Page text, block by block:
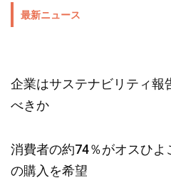
最新ニュース
企業はサステナビリティ報
べきか
消費者の約74％がオスひ
の購入を希望